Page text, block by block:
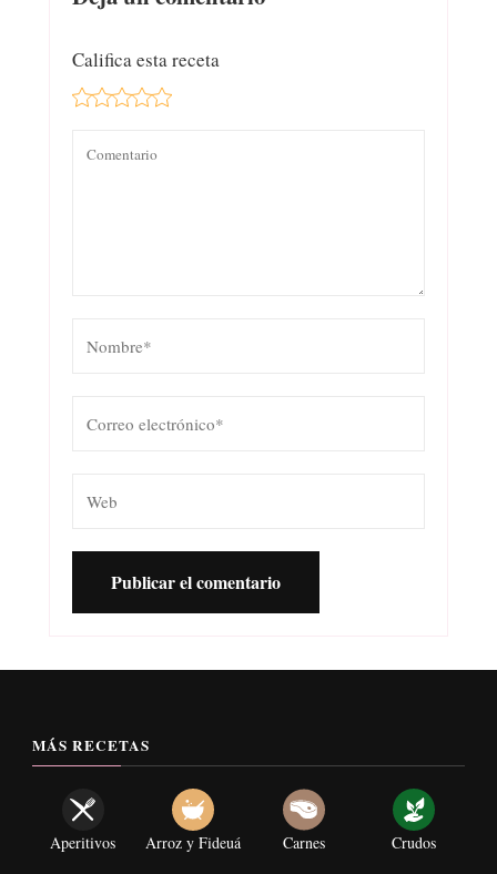
Califica esta receta
MÁS RECETAS
Aperitivos Arroz y Fideuá Carnes Crudos